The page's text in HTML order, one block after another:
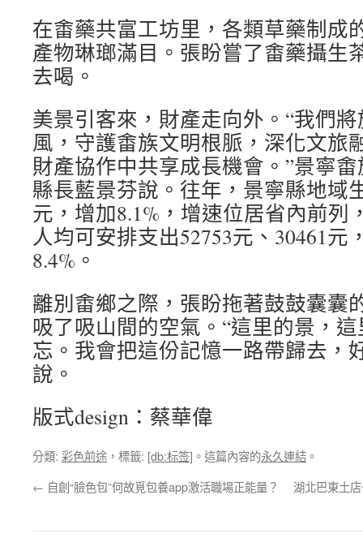
在畬藥共富工坊里，各類草藥制成
產物琳瑯滿目。張盼嘗了畬藥攝生
去喝。
美景引客來，財產走向外。“我們
風，守護畬族文明根脈，深化文旅
財產協作中共享成長機會。”景寧
縣長藍景芬說。往年，景寧縣地域
元，增加8.1%，增速位居省內前列
人均可安排支出52753元、30461元
8.4%。
離別畬鄉之際，張盼拖著鼓鼓囊囊
吸了吸山間的空氣。“這里的景，
忘。我會把這份記憶一路帶歸去，
說。
版式design：蔡華偉
分類: 彩色前途 ，標籤: [db:标签] 。這篇內容的永久連結 。
← 自創“臉色包”何故覓包養app激活職場正能量？ 湖北巴東土